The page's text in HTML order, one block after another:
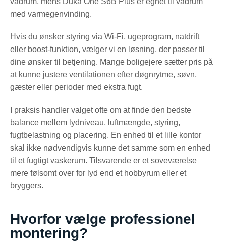
med varmegenvinding.
Hvis du ønsker styring via Wi-Fi, ugeprogram, natdrift
eller boost-funktion, vælger vi en løsning, der passer til
dine ønsker til betjening. Mange boligejere sætter pris på
at kunne justere ventilationen efter døgnrytme, søvn,
gæster eller perioder med ekstra fugt.
I praksis handler valget ofte om at finde den bedste
balance mellem lydniveau, luftmængde, styring,
fugtbelastning og placering. En enhed til et lille kontor
skal ikke nødvendigvis kunne det samme som en enhed
til et fugtigt vaskerum. Tilsvarende er et soveværelse
mere følsomt over for lyd end et hobbyrum eller et
bryggers.
Hvorfor vælge professionel
montering?